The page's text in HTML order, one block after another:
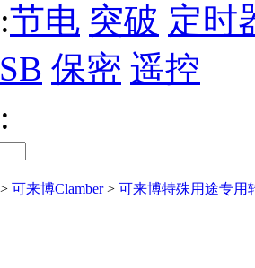
节电 突破 定时
保密 遥控
> 可来博Clamber> 可来博特殊用途专用